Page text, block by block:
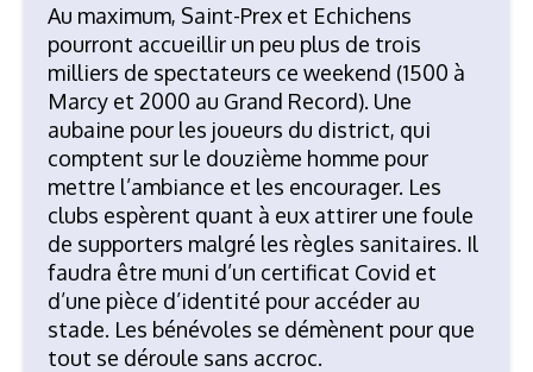
Au maximum, Saint-Prex et Echichens
pourront accueillir un peu plus de trois
milliers de spectateurs ce weekend (1500 à
Marcy et 2000 au Grand Record). Une
aubaine pour les joueurs du district, qui
comptent sur le douzième homme pour
mettre l’ambiance et les encourager. Les
clubs espèrent quant à eux attirer une foule
de supporters malgré les règles sanitaires. Il
faudra être muni d’un certificat Covid et
d’une pièce d’identité pour accéder au
stade. Les bénévoles se démènent pour que
tout se déroule sans accroc.